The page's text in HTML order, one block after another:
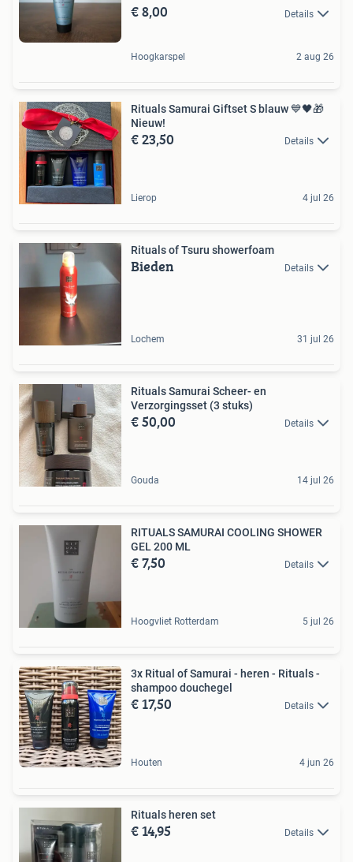
€ 8,00 Details
Hoogkarspel 2 aug 26
Rituals Samurai Giftset S blauw 💙🖤🎁
Nieuw!
€ 23,50 Details
Lierop 4 jul 26
Rituals of Tsuru showerfoam
Bieden Details
Lochem 31 jul 26
Rituals Samurai Scheer- en
Verzorgingsset (3 stuks)
€ 50,00 Details
Gouda 14 jul 26
RITUALS SAMURAI COOLING SHOWER
GEL 200 ML
€ 7,50 Details
Hoogvliet Rotterdam 5 jul 26
3x Ritual of Samurai - heren - Rituals -
shampoo douchegel
€ 17,50 Details
Houten 4 jun 26
Rituals heren set
€ 14,95 Details